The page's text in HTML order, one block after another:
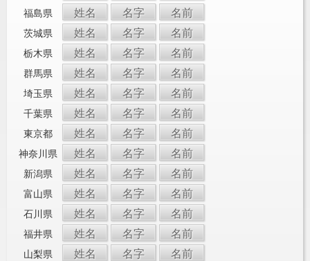
福島県 姓名 名字 名前
茨城県 姓名 名字 名前
栃木県 姓名 名字 名前
群馬県 姓名 名字 名前
埼玉県 姓名 名字 名前
千葉県 姓名 名字 名前
東京都 姓名 名字 名前
神奈川県 姓名 名字 名前
新潟県 姓名 名字 名前
富山県 姓名 名字 名前
石川県 姓名 名字 名前
福井県 姓名 名字 名前
山梨県 姓名 名字 名前